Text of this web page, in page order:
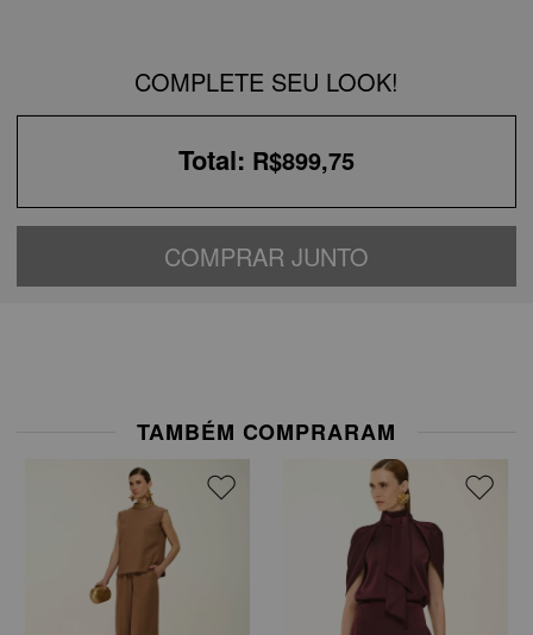
COMPLETE SEU LOOK!
Total: R$899,75
COMPRAR JUNTO
TAMBÉM COMPRARAM